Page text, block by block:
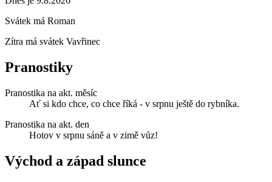
Svátek má Roman
Zítra má svátek Vavřinec
Pranostiky
Pranostika na akt. měsíc
Ať si kdo chce, co chce říká - v srpnu ještě do rybníka.
Pranostika na akt. den
Hotov v srpnu sáně a v zimě vůz!
Východ a západ slunce